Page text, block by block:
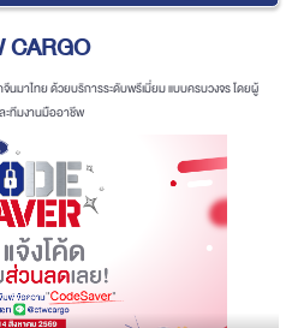
CARGO
นมาไทย ด้วยบริการระดับพรีเมี่ยม แบบครบวงจร โดยผู้
ะทีมงานมืออาชีพ